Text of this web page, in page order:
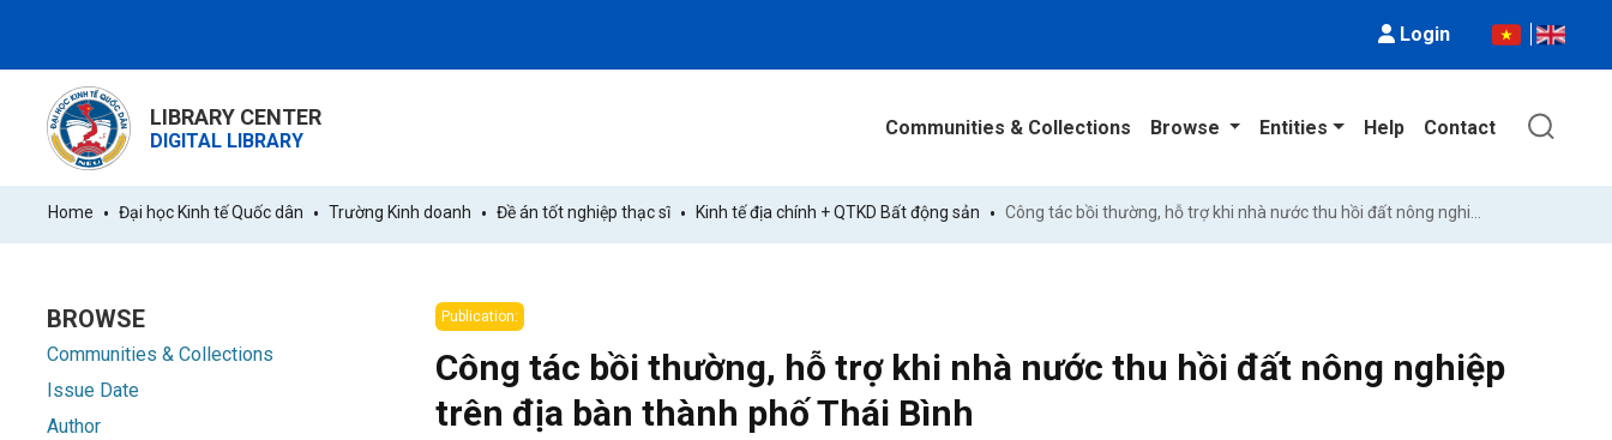
Login
LIBRARY CENTER
DIGITAL LIBRARY
Communities & Collections Browse Entities Help Contact
Home Đại học Kinh tế Quốc dân Trường Kinh doanh Đề án tốt nghiệp thạc sĩ Kinh tế địa chính + QTKD Bất động sản
BROWSE
Communities & Collections
Issue Date
Author
Publication:
Công tác bồi thường, hỗ trợ khi nhà nước thu hồi đất nông nghiệp
trên địa bàn thành phố Thái Bình